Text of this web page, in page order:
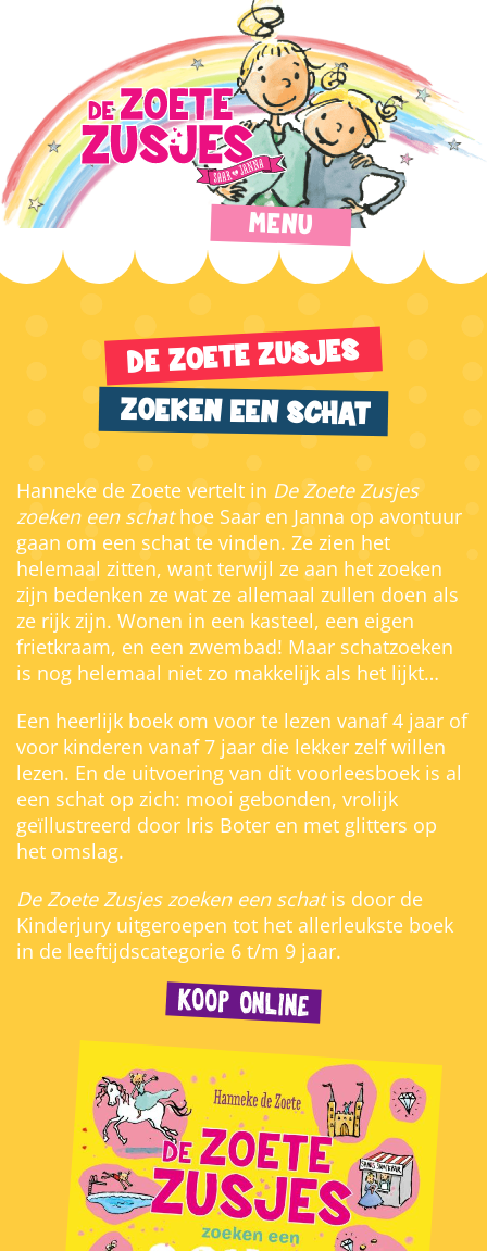
MENU
DE ZOETE ZUSJES
ZOEKEN EEN SCHAT
Hanneke de Zoete vertelt in De Zoete Zusjes
zoeken een schathoe Saar en Janna op avontuur
gaan om een schat te vinden. Ze zien het
helemaal zitten, want terwijl ze aan het zoeken
zijn bedenken ze wat ze allemaal zullen doen als
ze rijk zijn. Wonen in een kasteel, een eigen
frietkraam, en een zwembad! Maar schatzoeken
is nog helemaal niet zo makkelijk als het lijkt…
Een heerlijk boek om voor te lezen vanaf 4 jaar of
voor kinderen vanaf 7 jaar die lekker zelf willen
lezen. En de uitvoering van dit voorleesboek is al
een schat op zich: mooi gebonden, vrolijk
geïllustreerd door Iris Boter en met glitters op
het omslag.
De Zoete Zusjes zoeken een schatis door de
Kinderjury uitgeroepen tot het allerleukste boek
in de leeftijdscategorie 6 t/m 9 jaar.
KOOP ONLINE